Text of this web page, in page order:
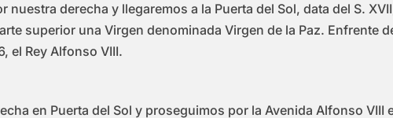
nuestra derecha y llegaremos a la Puerta del Sol, data del S.
superior una Virgen denominada Virgen de la Paz. Enfrente
el Rey Alfonso VIII.
en Puerta del Sol y proseguimos por la Avenida Alfonso